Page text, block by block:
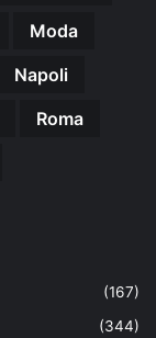
Moda
Napoli
Roma
(167)
(344)